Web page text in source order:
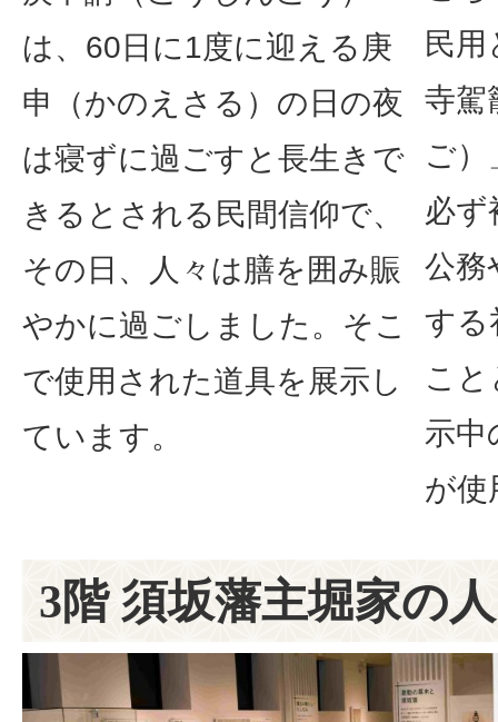
は、60日に1度に迎える庚
申（かのえさる）の日の夜
は寝ずに過ごすと長生きで
きるとされる民間信仰で、
その日、人々は膳を囲み賑
やかに過ごしました。そこ
で使用された道具を展示し
ています。
民
寺駕
ご
必ず
公務
する
こ
示中
が使
3階 須坂藩主堀家の